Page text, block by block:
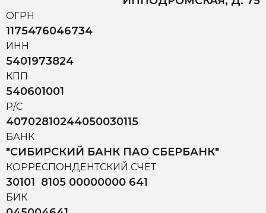
ОГРН
1175476046734
ИНН
5401973824
КПП
540601001
Р/С
40702810244050030115
БАНК
"СИБИРСКИЙ БАНК ПАО СБЕРБАНК"
КОРРЕСПОНДЕНТСКИЙ СЧЕТ
30101 8105 00000000 641
БИК